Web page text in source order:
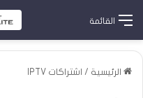
القائمة
الرئيسية / اشتراكات IPTV